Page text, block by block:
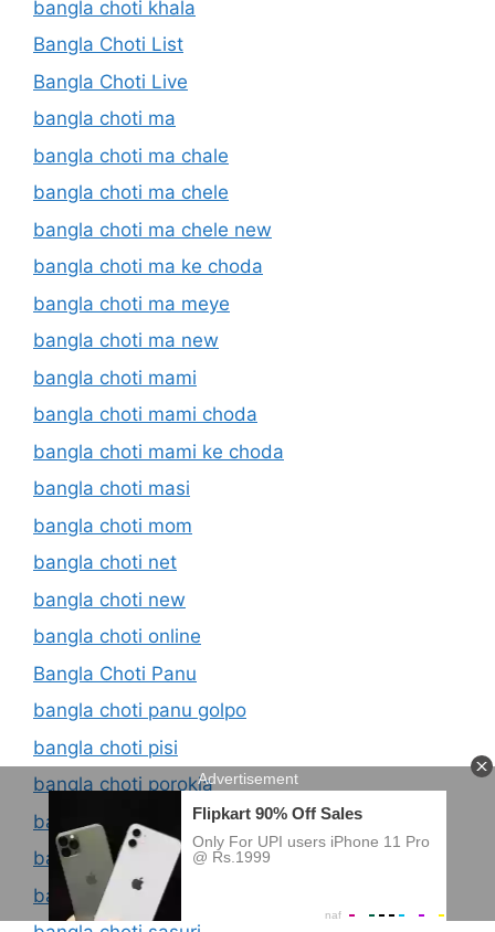
bangla choti khala
Bangla Choti List
Bangla Choti Live
bangla choti ma
bangla choti ma chale
bangla choti ma chele
bangla choti ma chele new
bangla choti ma ke choda
bangla choti ma meye
bangla choti ma new
bangla choti mami
bangla choti mami choda
bangla choti mami ke choda
bangla choti masi
bangla choti mom
bangla choti net
bangla choti new
bangla choti online
Bangla Choti Panu
bangla choti panu golpo
bangla choti pisi
bangla choti porokia
bangla choti sali
bangla choti sali dulavai
bangla choti sali ke choda